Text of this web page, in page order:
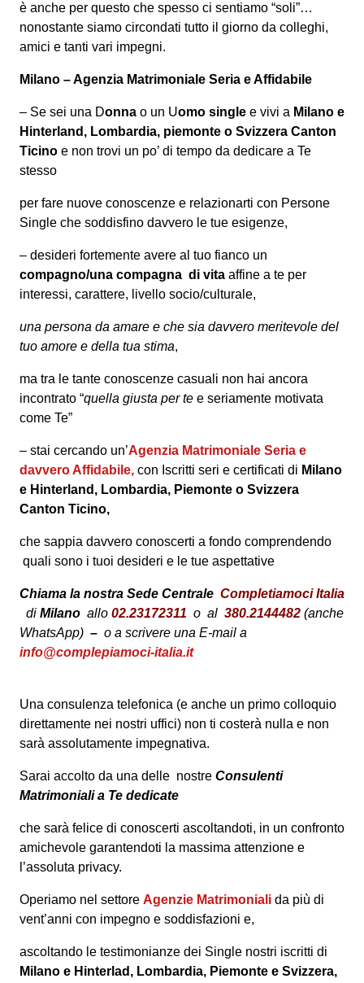
è anche per questo che spesso ci sentiamo “soli”…
nonostante siamo circondati tutto il giorno da colleghi,
amici e tanti vari impegni.
Milano – Agenzia Matrimoniale Seria e Affidabile
– Se sei una Donna o un Uomo single e vivi a Milano e
Hinterland, Lombardia, piemonte o Svizzera Canton
Ticino e non trovi un po’ di tempo da dedicare a Te
stesso
per fare nuove conoscenze e relazionarti con Persone
Single che soddisfino davvero le tue esigenze,
– desideri fortemente avere al tuo fianco un
compagno/una compagna di vita affine a te per
interessi, carattere, livello socio/culturale,
una persona da amare e che sia davvero meritevole del
tuo amore e della tua stima,
ma tra le tante conoscenze casuali non hai ancora
incontrato “quella giusta per te e seriamente motivata
come Te”
– stai cercando un’Agenzia Matrimoniale Seria e
davvero Affidabile, con Iscritti seri e certificati di Milano
e Hinterland, Lombardia, Piemonte o Svizzera
Canton Ticino,
che sappia davvero conoscerti a fondo comprendendo
quali sono i tuoi desideri e le tue aspettative
Chiama la nostra Sede Centrale Completiamoci Italia
di Milano allo 02.23172311 o al 380.2144482 (anche
WhatsApp) – o a scrivere una E-mail a
info@complepiamoci-italia.it
Una consulenza telefonica (e anche un primo colloquio
direttamente nei nostri uffici) non ti costerà nulla e non
sarà assolutamente impegnativa.
Sarai accolto da una delle nostre Consulenti
Matrimoniali a Te dedicate
che sarà felice di conoscerti ascoltandoti, in un confronto
amichevole garantendoti la massima attenzione e
l’assoluta privacy.
Operiamo nel settore Agenzie Matrimoniali da più di
vent’anni con impegno e soddisfazioni e,
ascoltando le testimonianze dei Single nostri iscritti di
Milano e Hinterlad, Lombardia, Piemonte e Svizzera,